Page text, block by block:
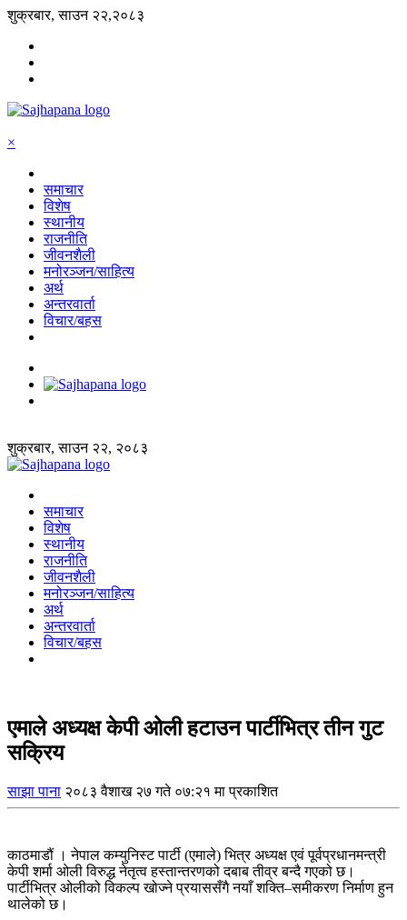
शुक्रबार, साउन २२,२०८३
×
समाचार
विशेष
स्थानीय
राजनीति
जीवनशैली
मनोरञ्जन/साहित्य
अर्थ
अन्तरवार्ता
विचार/बहस
शुक्रबार, साउन २२, २०८३
समाचार
विशेष
स्थानीय
राजनीति
जीवनशैली
मनोरञ्जन/साहित्य
अर्थ
अन्तरवार्ता
विचार/बहस
एमाले अध्यक्ष केपी ओली हटाउन पार्टीभित्र तीन गुट
सक्रिय
साझा पाना २०८३ वैशाख २७ गते ०७:२१ मा प्रकाशित
काठमाडौं ।नेपाल कम्युनिस्ट पार्टी (एमाले)भित्र अध्यक्ष एवं पूर्वप्रधानमन्त्री
केपी शर्मा ओलीविरुद्ध नेतृत्व हस्तान्तरणको दबाब तीव्र बन्दै गएको छ।
पार्टीभित्र ओलीको विकल्प खोज्ने प्रयाससँगै नयाँ शक्ति–समीकरण निर्माण हुन
थालेको छ।